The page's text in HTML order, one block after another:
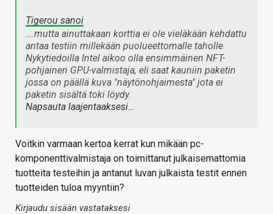
Tigerou sanoi
….mutta ainuttakaan korttia ei ole vieläkään kehdattu
antaa testiin millekään puolueettomalle taholle
Nykytiedoilla Intel aikoo olla ensimmäinen NFT-
pohjainen GPU-valmistaja, eli saat kauniin paketin
jossa on päällä kuva "näytönohjaimesta" jota ei
paketin sisältä toki löydy.
Napsauta laajentaaksesi…
Voitkin varmaan kertoa kerrat kun mikään pc-
komponenttivalmistaja on toimittanut julkaisemattomia
tuotteita testeihin ja antanut luvan julkaista testit ennen
tuotteiden tuloa myyntiin?
Kirjaudu sisään vastataksesi